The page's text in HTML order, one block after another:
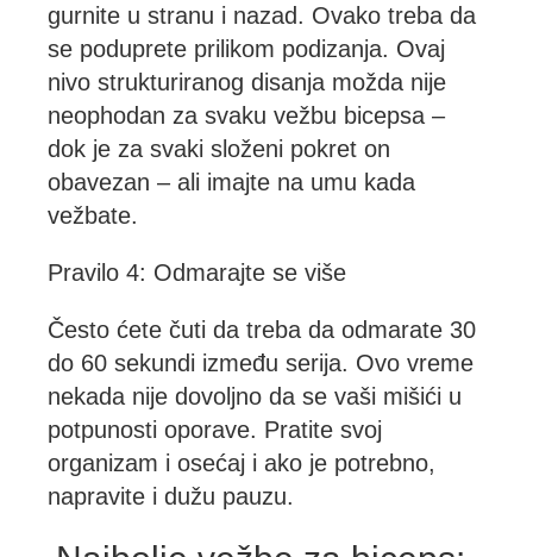
gurnite u stranu i nazad. Ovako treba da
se poduprete prilikom podizanja. Ovaj
nivo strukturiranog disanja možda nije
neophodan za svaku vežbu bicepsa –
dok je za svaki složeni pokret on
obavezan – ali imajte na umu kada
vežbate.
Pravilo 4: Odmarajte se više
Često ćete čuti da treba da odmarate 30
do 60 sekundi između serija. Ovo vreme
nekada nije dovoljno da se vaši mišići u
potpunosti oporave. Pratite svoj
organizam i osećaj i ako je potrebno,
napravite i dužu pauzu.